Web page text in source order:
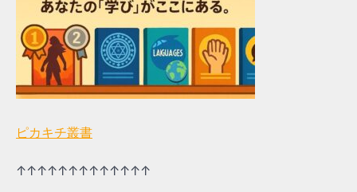
ピカキチ叢書
↑↑↑↑↑↑↑↑↑↑↑↑↑